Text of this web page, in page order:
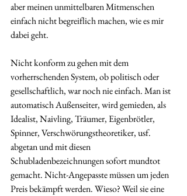
aber meinen unmittelbaren Mitmenschen
einfach nicht begreiflich machen, wie es mir
dabei geht.
Nicht konform zu gehen mit dem
vorherrschenden System, ob politisch oder
gesellschaftlich, war noch nie einfach. Man ist
automatisch Außenseiter, wird gemieden, als
Idealist, Naivling, Träumer, Eigenbrötler,
Spinner, Verschwörungstheoretiker, usf.
abgetan und mit diesen
Schubladenbezeichnungen sofort mundtot
gemacht. Nicht-Angepasste müssen um jeden
Preis bekämpft werden. Wieso? Weil sie eine